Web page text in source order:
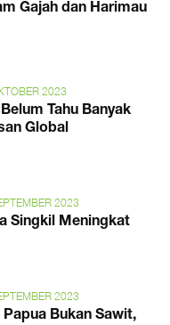
Gajah dan Harimau
2023
Tahu Banyak
Global
2023
Singkil Meningkat
2023
Bukan Sawit,